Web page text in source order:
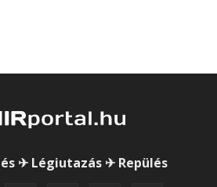
✈ Légiutazás ✈ Repülés